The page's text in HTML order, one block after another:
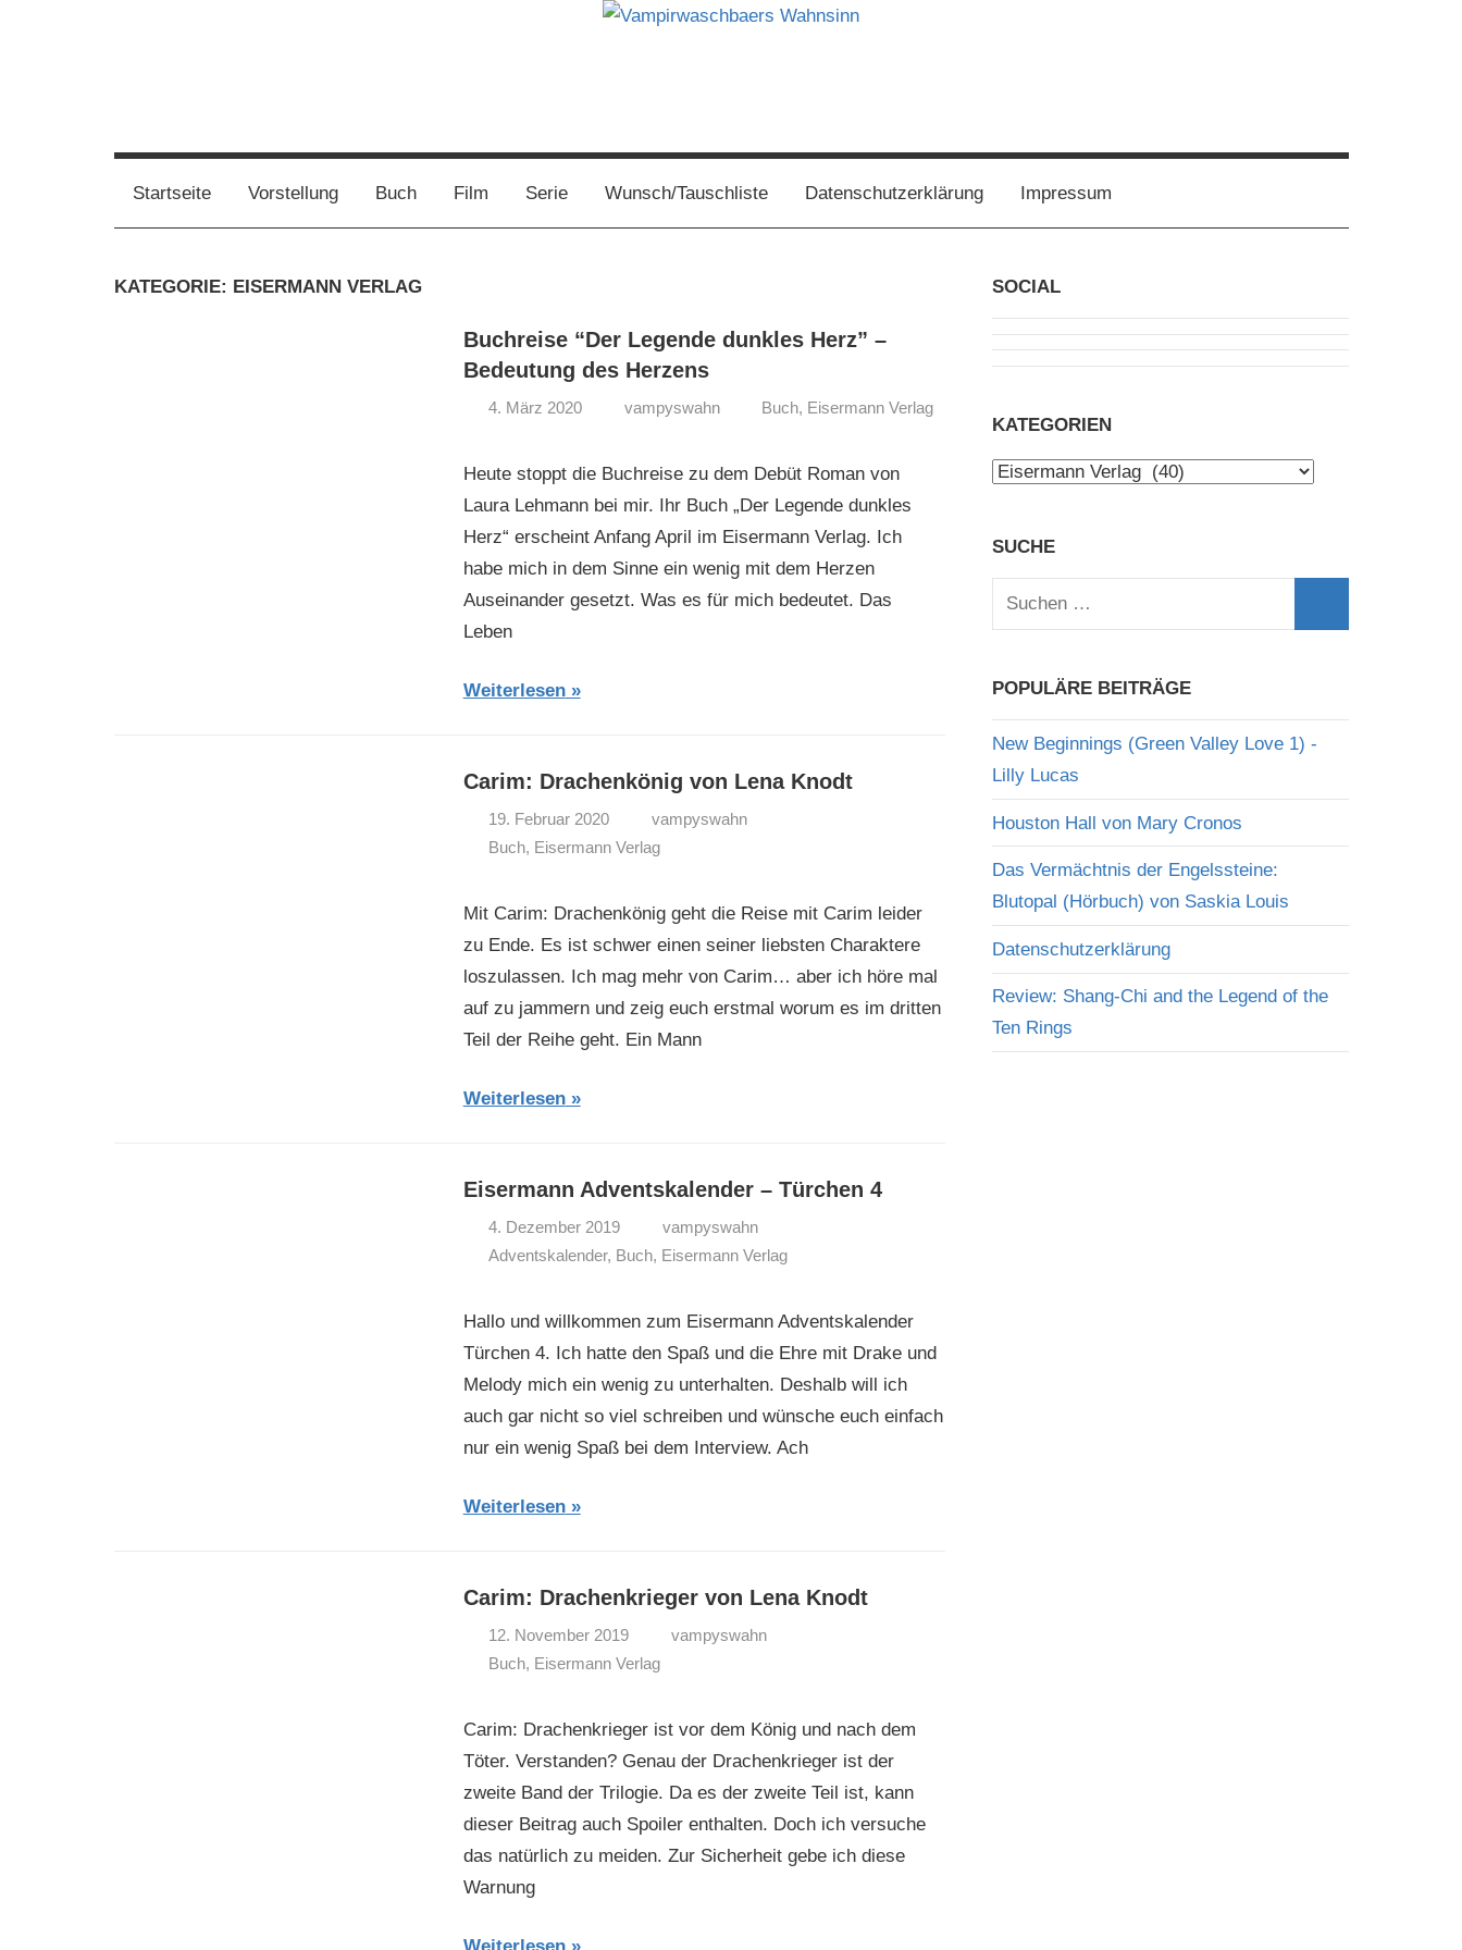
Vampirwaschbaers
Wahnsinn
Bücher,
Events,
Leben
Startseite Vorstellung Buch Film Serie Wunsch/Tauschliste Datenschutzerklärung Impressum
KATEGORIE: EISERMANN VERLAG
Buchreise “Der Legende dunkles Herz” –
Bedeutung des Herzens
4. März 2020 vampyswahn Buch, Eisermann Verlag
Heute stoppt die Buchreise zu dem Debüt Roman von
Laura Lehmann bei mir. Ihr Buch „Der Legende dunkles
Herz“ erscheint Anfang April im Eisermann Verlag. Ich
habe mich in dem Sinne ein wenig mit dem Herzen
Auseinander gesetzt. Was es für mich bedeutet. Das
Leben
Weiterlesen
Carim: Drachenkönig von Lena Knodt
19. Februar 2020
vampyswahn
Buch, Eisermann Verlag
Mit Carim: Drachenkönig geht die Reise mit Carim leider
zu Ende. Es ist schwer einen seiner liebsten Charaktere
loszulassen. Ich mag mehr von Carim… aber ich höre mal
auf zu jammern und zeig euch erstmal worum es im dritten
Teil der Reihe geht. Ein Mann
Weiterlesen
Eisermann Adventskalender – Türchen 4
4. Dezember 2019
vampyswahn
Adventskalender, Buch, Eisermann Verlag
Hallo und willkommen zum Eisermann Adventskalender
Türchen 4. Ich hatte den Spaß und die Ehre mit Drake und
Melody mich ein wenig zu unterhalten. Deshalb will ich
auch gar nicht so viel schreiben und wünsche euch einfach
nur ein wenig Spaß bei dem Interview. Ach
Weiterlesen
Carim: Drachenkrieger von Lena Knodt
12. November 2019
vampyswahn
Buch, Eisermann Verlag
Carim: Drachenkrieger ist vor dem König und nach dem
Töter. Verstanden? Genau der Drachenkrieger ist der
zweite Band der Trilogie. Da es der zweite Teil ist, kann
dieser Beitrag auch Spoiler enthalten. Doch ich versuche
das natürlich zu meiden. Zur Sicherheit gebe ich diese
Warnung
SOCIAL
KATEGORIEN
Kategorien
SUCHE
Suchen
POPULÄRE BEITRÄGE
New Beginnings (Green Valley Love 1) -
Lilly Lucas
Houston Hall von Mary Cronos
Das Vermächtnis der Engelssteine:
Blutopal (Hörbuch) von Saskia Louis
Datenschutzerklärung
Review: Shang-Chi and the Legend of the
Ten Rings